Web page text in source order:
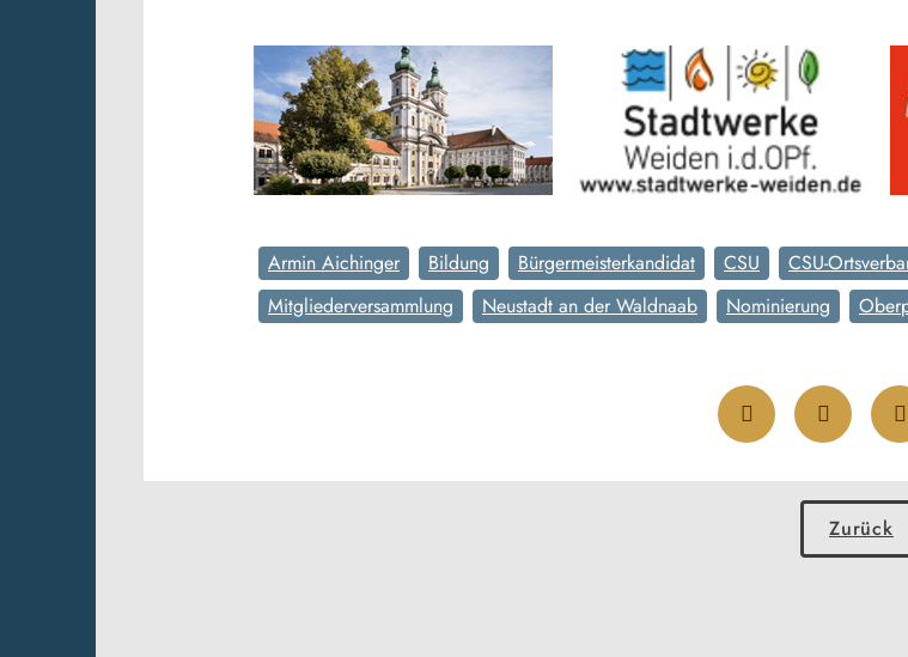
Armin Aichinger Bildung Bürgermeisterkandidat CSU CSU-
Mitgliederversammlung
Neustadt an der Waldnaab Nominierung
Zurück